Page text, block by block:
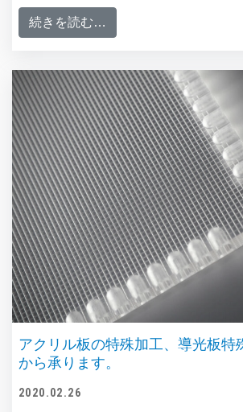
続きを読む…
アクリル板の特殊加工、導光板特
から承ります。
2020.02.26